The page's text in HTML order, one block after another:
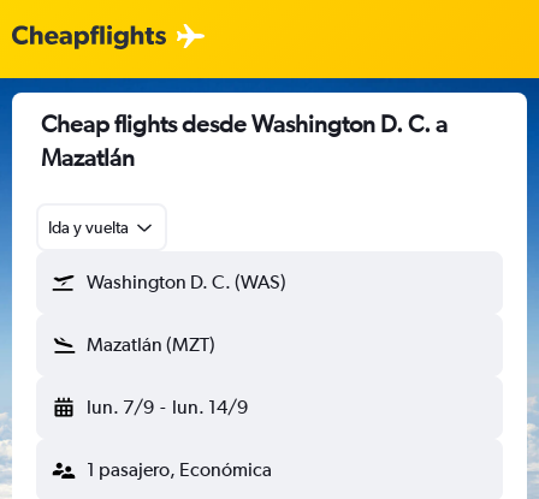
Cheap flights desde Washington D. C. a
Mazatlán
Ida y vuelta
Washington D. C. (WAS)
Mazatlán (MZT)
lun. 7/9 - lun. 14/9
1 pasajero, Económica